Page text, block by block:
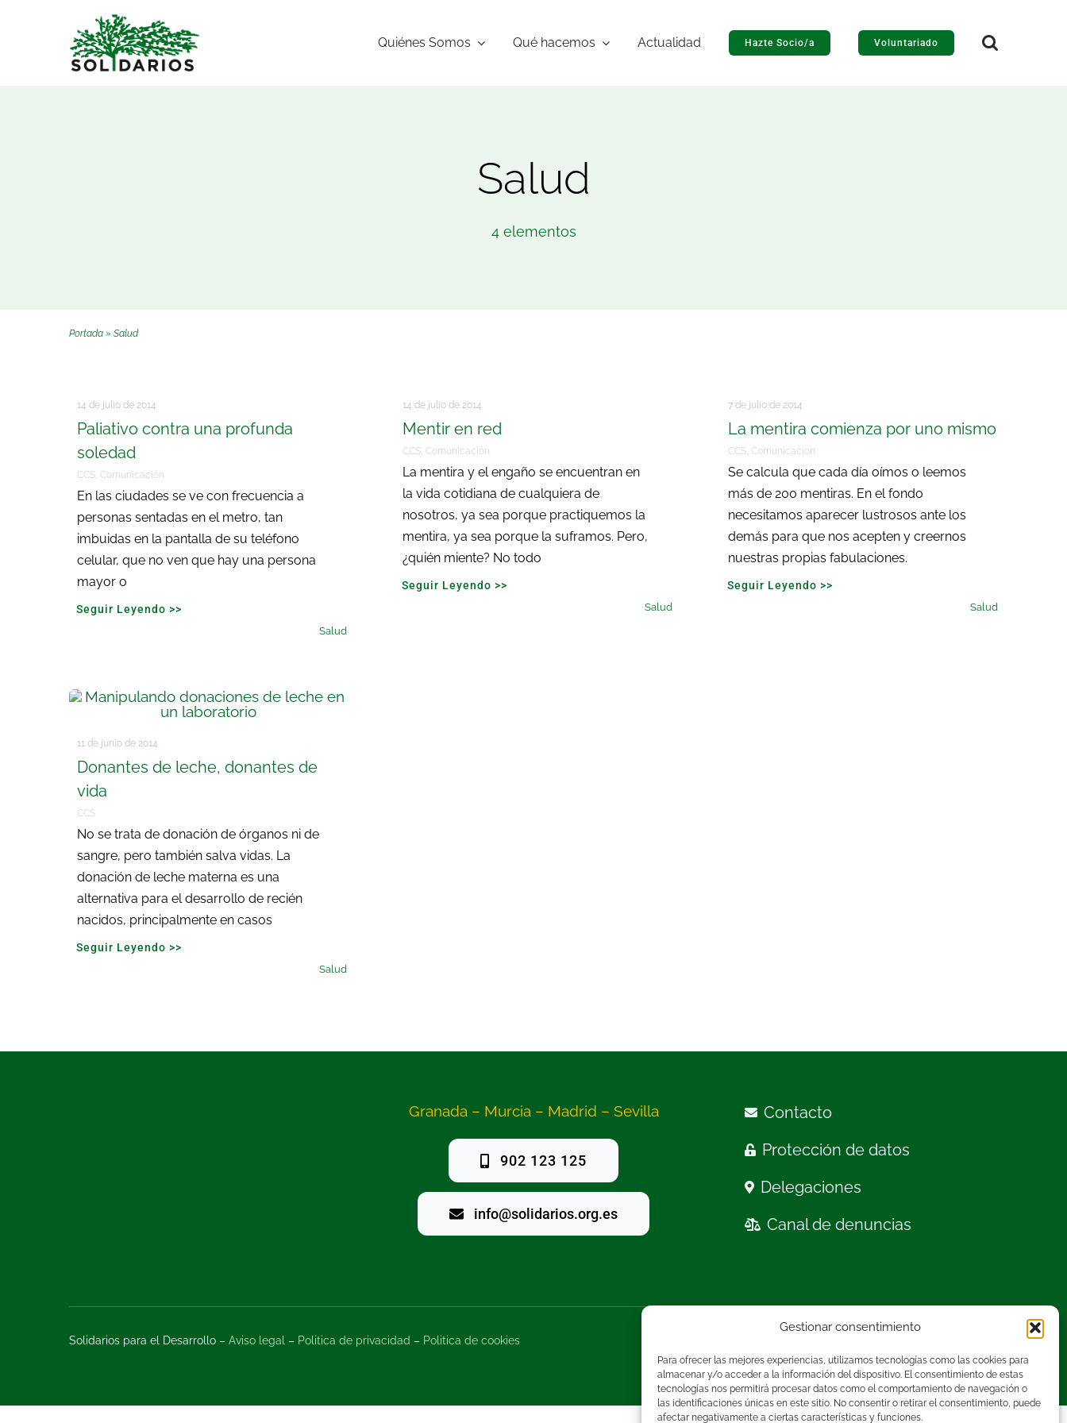
Gestionar consentimiento
Para ofrecer las mejores experiencias, utilizamos tecnologías como las cookies para
almacenar y/o acceder a la información del dispositivo. El consentimiento de estas
tecnologías nos permitirá procesar datos como el comportamiento de navegación o
las identificaciones únicas en este sitio. No consentir o retirar el consentimiento, puede
afectar negativamente a ciertas características y funciones.
Quiénes Somos Qué hacemos Actualidad Hazte Socio/a Voluntariado
Salud
4 elementos
Portada» Salud
14 de julio de 2014
Paliativo contra una profunda
soledad
CCS, Comunicación
En las ciudades se ve con frecuencia a
personas sentadas en el metro, tan
imbuidas en la pantalla de su teléfono
celular, que no ven que hay una persona
mayor o
Seguir Leyendo >>
Salud
14 de julio de 2014
Mentir en red
CCS, Comunicación
La mentira y el engaño se encuentran en
la vida cotidiana de cualquiera de
nosotros, ya sea porque practiquemos la
mentira, ya sea porque la suframos. Pero,
¿quién miente? No todo
Seguir Leyendo >>
Salud
7 de julio de 2014
La mentira comienza por uno mismo
CCS, Comunicación
Se calcula que cada día oímos o leemos
más de 200 mentiras. En el fondo
necesitamos aparecer lustrosos ante los
demás para que nos acepten y creernos
nuestras propias fabulaciones.
Seguir Leyendo >>
Salud
11 de junio de 2014
Donantes de leche, donantes de
vida
CCS
No se trata de donación de órganos ni de
sangre, pero también salva vidas. La
donación de leche materna es una
alternativa para el desarrollo de recién
nacidos, principalmente en casos
Seguir Leyendo >>
Salud
Granada – Murcia – Madrid – Sevilla
902 123 125
info@solidarios.org.es
Contacto
Protección de datos
Delegaciones
Canal de denuncias
Solidarios para el Desarrollo – Aviso legal – Politica de privacidad – Politica de cookies